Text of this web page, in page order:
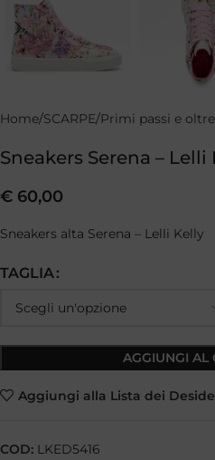
Home SCARPE Primi passi e
Sneakers Serena – Lelli
€ 60,00
Sneakers alta Serena – Lelli Kelly
TAGLIA
AGGIUNGI AL
Aggiungi alla Lista dei
COD: LKED5416